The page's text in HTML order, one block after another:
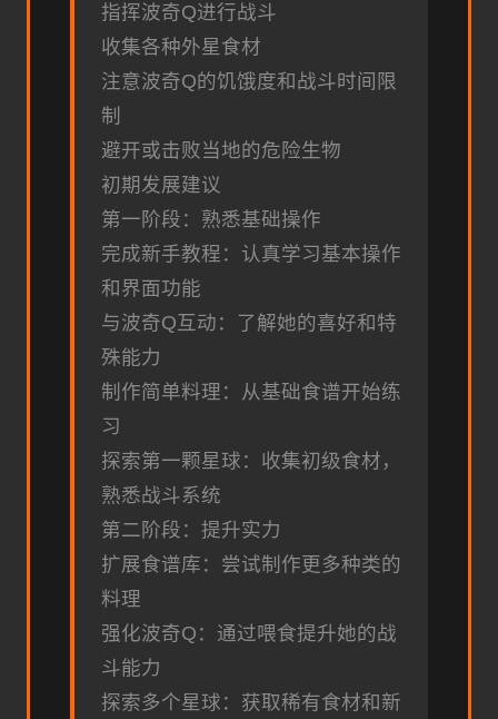
指挥波奇Q进行战斗
收集各种外星食材
注意波奇Q的饥饿度和战斗时间限
制
避开或击败当地的危险生物
初期发展建议
第一阶段：熟悉基础操作
完成新手教程：认真学习基本操作
和界面功能
与波奇Q互动：了解她的喜好和特
殊能力
制作简单料理：从基础食谱开始练
习
探索第一颗星球：收集初级食材，
熟悉战斗系统
第二阶段：提升实力
扩展食谱库：尝试制作更多种类的
料理
强化波奇Q：通过喂食提升她的战
斗能力
探索多个星球：获取稀有食材和新